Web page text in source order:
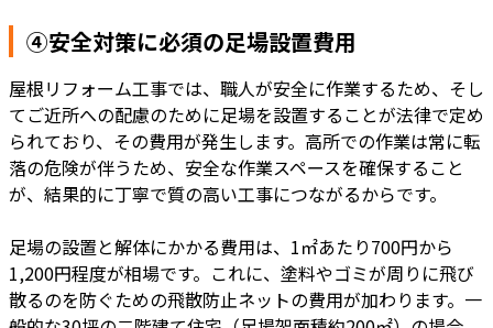
④安全対策に必須の足場設置費用
屋根リフォーム工事では、職人が安全に作業するため、そし
てご近所への配慮のために足場を設置することが法律で定め
られており、その費用が発生します。高所での作業は常に転
落の危険が伴うため、安全な作業スペースを確保すること
が、結果的に丁寧で質の高い工事につながるからです。
足場の設置と解体にかかる費用は、1㎡あたり700円から
1,200円程度が相場です。これに、塗料やゴミが周りに飛び
散るのを防ぐための飛散防止ネットの費用が加わります。一